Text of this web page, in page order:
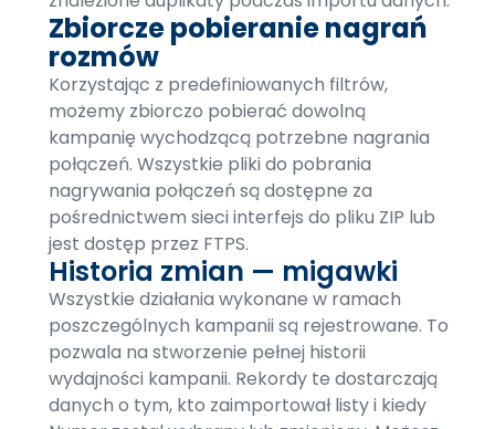
Zbiorcze pobieranie nagrań
rozmów
Korzystając z predefiniowanych filtrów,
możemy zbiorczo pobierać dowolną
kampanię wychodzącą potrzebne nagrania
połączeń. Wszystkie pliki do pobrania
nagrywania połączeń są dostępne za
pośrednictwem sieci interfejs do pliku ZIP lub
jest dostęp przez FTPS.
Historia zmian — migawki
Wszystkie działania wykonane w ramach
poszczególnych kampanii są rejestrowane. To
pozwala na stworzenie pełnej historii
wydajności kampanii. Rekordy te dostarczają
danych o tym, kto zaimportował listy i kiedy